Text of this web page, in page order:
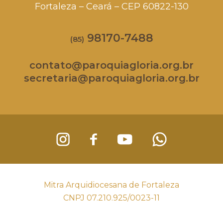
Fortaleza – Ceará – CEP 60822-130
(85) 98170-7488
contato@paroquiagloria.org.br
secretaria@paroquiagloria.org.br
Mitra Arquidiocesana de Fortaleza
CNPJ 07.210.925/0023-11